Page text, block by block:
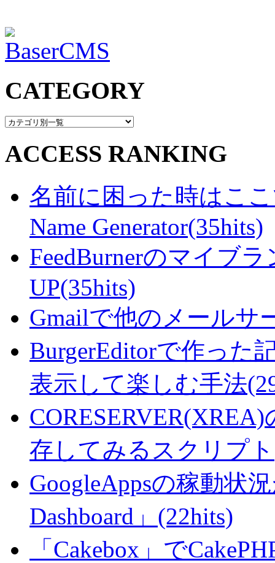
CATEGORY
ACCESS RANKING
名前に困った時はここ
Name Generator(35hits)
FeedBurnerのマイブ
UP(35hits)
Gmailで他のメールサ
BurgerEditorで作った
表示して楽しむ手法
存してみるスクリプ
GoogleAppsの稼動状
Dashboard」(22hits)
「Cakebox」で